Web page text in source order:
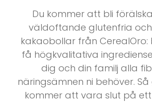
Du kommer att bli
väldoftande glutenfria
kakaobollar från
få högkvalitativa
dig och din familj alla
näringsämnen ni behöver.
kommer att vara slut på